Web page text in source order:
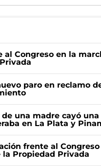
al Congreso en la
paro en reclamo
una madre cayó
en La Plata y
frente al
Propiedad Privada